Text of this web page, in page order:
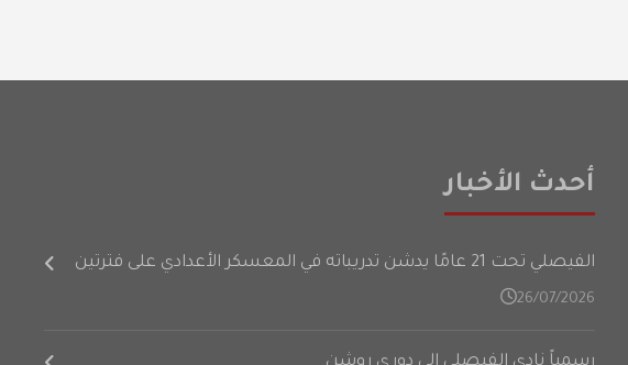
أحدث الأخبار
الفيصلي تحت 21 عامًا يدشن تدريباته في المعسكر الأعدادي على فترتين
26/07/2026